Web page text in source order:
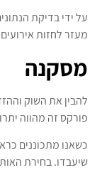
על ידי בדיקת
מעזר לחזות
מסקנה
להבין את השוק
פורקס זה מהווה
כשאנו מתכוננים
שיעבדו. בחירת